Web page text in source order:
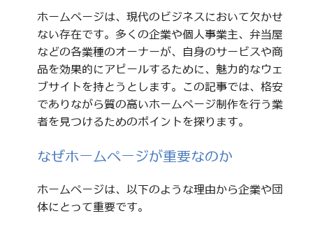
ホームページは、現代のビジネスにおいて欠かせ
ない存在です。多くの企業や個人事業主、弁当屋
などの各業種のオーナーが、自身のサービスや商
品を効果的にアピールするために、魅力的なウェ
ブサイトを持とうとします。この記事では、格安
でありながら質の高いホームページ制作を行う業
者を見つけるためのポイントを探ります。
なぜホームページが重要なのか
ホームページは、以下のような理由から企業や団
体にとって重要です。